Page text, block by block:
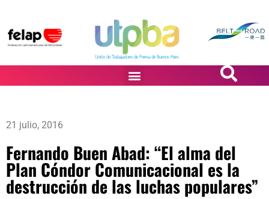
21 julio, 2016
Fernando Buen Abad: “El alma del
Plan Cóndor Comunicacional es la
destrucción de las luchas populares”